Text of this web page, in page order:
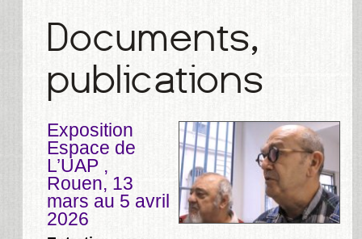
Exposition
Espace de
L’UAP ,
Rouen, 13
mars au 5 avril
2026